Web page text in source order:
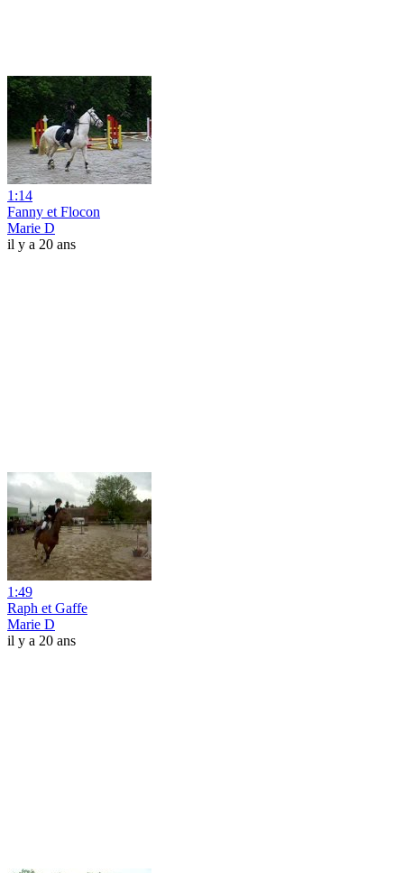
1:14
Fanny et Flocon
Marie D
il y a 20 ans
1:49
Raph et Gaffe
Marie D
il y a 20 ans